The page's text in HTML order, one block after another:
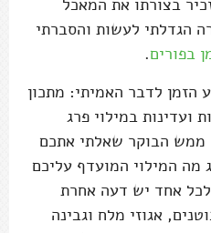
בצורתו את המאכל
הגדלתי לעשות והסברתי
בפורים.
הזמן לדבר האמיתי: מתכון
ועדינות במילוי פרג
ממש הבוקר שאלתי אתכם
מה המילוי המועדף עליכם
אחד יש דעה אחרת
אגוזי מלח וגבינה